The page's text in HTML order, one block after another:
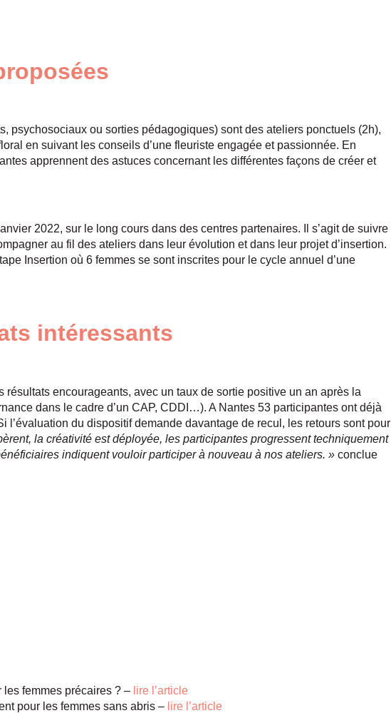
psychosociaux ou sorties pédagogiques) sont des ateliers ponctuels (2h),
en suivant les conseils d’une fleuriste engagée et passionnée. En
apprennent des astuces concernant les différentes façons de créer et
2022, sur le long cours dans des centres partenaires. Il s’agit de suivre
au fil des ateliers dans leur évolution et dans leur projet d’insertion.
Insertion où 6 femmes se sont inscrites pour le cycle annuel d’une
intéressants
résultats encourageants, avec un taux de sortie positive un an après la
dans le cadre d’un CAP, CDDI…). A Nantes 53 participantes ont déjà
l’évaluation du dispositif demande davantage de recul, les retours sont pour
la créativité est déployée, les participantes progressent techniquement
indiquent vouloir participer à nouveau à nos ateliers. » conclue
femmes précaires ? – lire l’article
pour les femmes sans abris – lire l’article